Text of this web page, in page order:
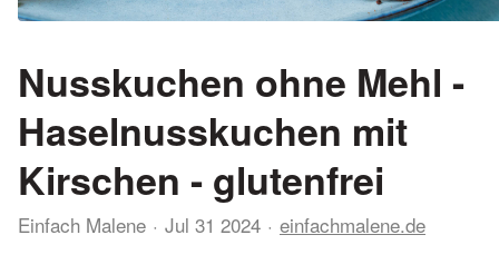
Nusskuchen ohne Mehl -
Haselnusskuchen mit
Kirschen - glutenfrei
Einfach Malene Jul 31 2024 einfachmalene.de